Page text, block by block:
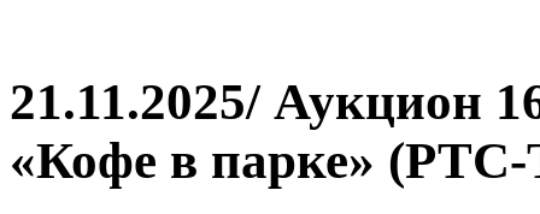
21.11.2025/ Аукцион
«Кофе в парке» (РТС-